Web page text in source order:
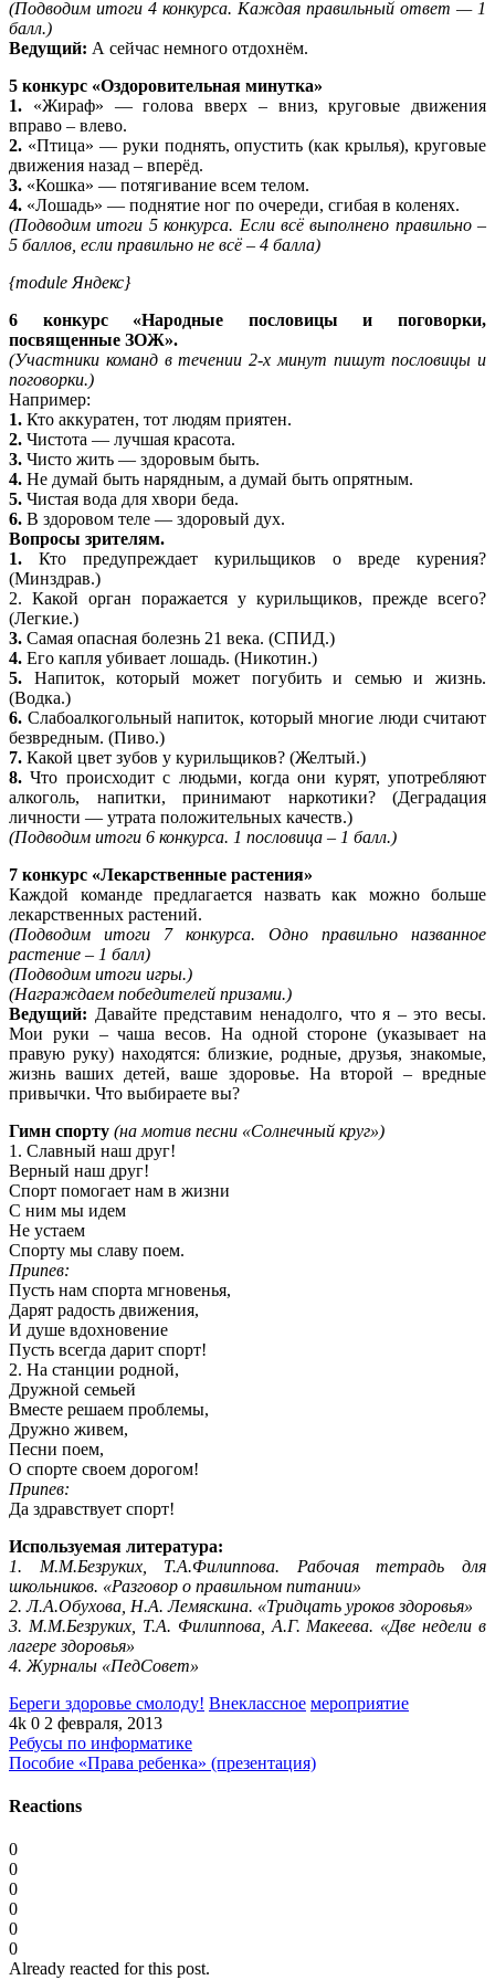
(Подводим итоги 4 конкурса. Каждая правильный ответ — 1
балл.)
Ведущий: А сейчас немного отдохнём.
5 конкурс «Оздоровительная минутка»
1. «Жираф» — голова вверх – вниз, круговые движения
вправо – влево.
2. «Птица» — руки поднять, опустить (как крылья), круговые
движения назад – вперёд.
3. «Кошка» — потягивание всем телом.
4. «Лошадь» — поднятие ног по очереди, сгибая в коленях.
(Подводим итоги 5 конкурса. Если всё выполнено правильно –
5 баллов, если правильно не всё – 4 балла)
{module Яндекс}
6 конкурс «Народные пословицы и поговорки,
посвященные ЗОЖ».
(Участники команд в течении 2-х минут пишут пословицы и
поговорки.)
Например:
1. Кто аккуратен, тот людям приятен.
2. Чистота — лучшая красота.
3. Чисто жить — здоровым быть.
4. Не думай быть нарядным, а думай быть опрятным.
5. Чистая вода для хвори беда.
6. В здоровом теле — здоровый дух.
Вопросы зрителям.
1. Кто предупреждает курильщиков о вреде курения?
(Минздрав.)
2. Какой орган поражается у курильщиков, прежде всего?
(Легкие.)
3. Самая опасная болезнь 21 века. (СПИД.)
4. Его капля убивает лошадь. (Никотин.)
5. Напиток, который может погубить и семью и жизнь.
(Водка.)
6. Слабоалкогольный напиток, который многие люди считают
безвредным. (Пиво.)
7. Какой цвет зубов у курильщиков? (Желтый.)
8.Что происходит с людьми, когда они курят, употребляют
алкоголь, напитки, принимают наркотики? (Деградация
личности — утрата положительных качеств.)
(Подводим итоги 6 конкурса. 1 пословица – 1 балл.)
7 конкурс «Лекарственные растения»
Каждой команде предлагается назвать как можно больше
лекарственных растений.
(Подводим итоги 7 конкурса. Одно правильно названное
растение – 1 балл)
(Подводим итоги игры.)
(Награждаем победителей призами.)
Ведущий: Давайте представим ненадолго, что я – это весы.
Мои руки – чаша весов. На одной стороне (указывает на
правую руку) находятся: близкие, родные, друзья, знакомые,
жизнь ваших детей, ваше здоровье. На второй – вредные
привычки. Что выбираете вы?
Гимн спорту (на мотив песни «Солнечный круг»)
1. Славный наш друг!
Верный наш друг!
Спорт помогает нам в жизни
С ним мы идем
Не устаем
Спорту мы славу поем.
Припев:
Пусть нам спорта мгновенья,
Дарят радость движения,
И душе вдохновение
Пусть всегда дарит спорт!
2. На станции родной,
Дружной семьей
Вместе решаем проблемы,
Дружно живем,
Песни поем,
О спорте своем дорогом!
Припев:
Да здравствует спорт!
Используемая литература:
1. М.М.Безруких, Т.А.Филиппова. Рабочая тетрадь для
школьников. «Разговор о правильном питании»
2. Л.А.Обухова, Н.А. Лемяскина. «Тридцать уроков здоровья»
3. М.М.Безруких, Т.А. Филиппова, А.Г. Макеева. «Две недели в
лагере здоровья»
4. Журналы «ПедСовет»
Береги здоровье смолоду! Внеклассное мероприятие
4k 0 2 февраля, 2013
Ребусы по информатике
Пособие «Права ребенка» (презентация)
Reactions
0
0
0
0
0
0
Already reacted for this post.